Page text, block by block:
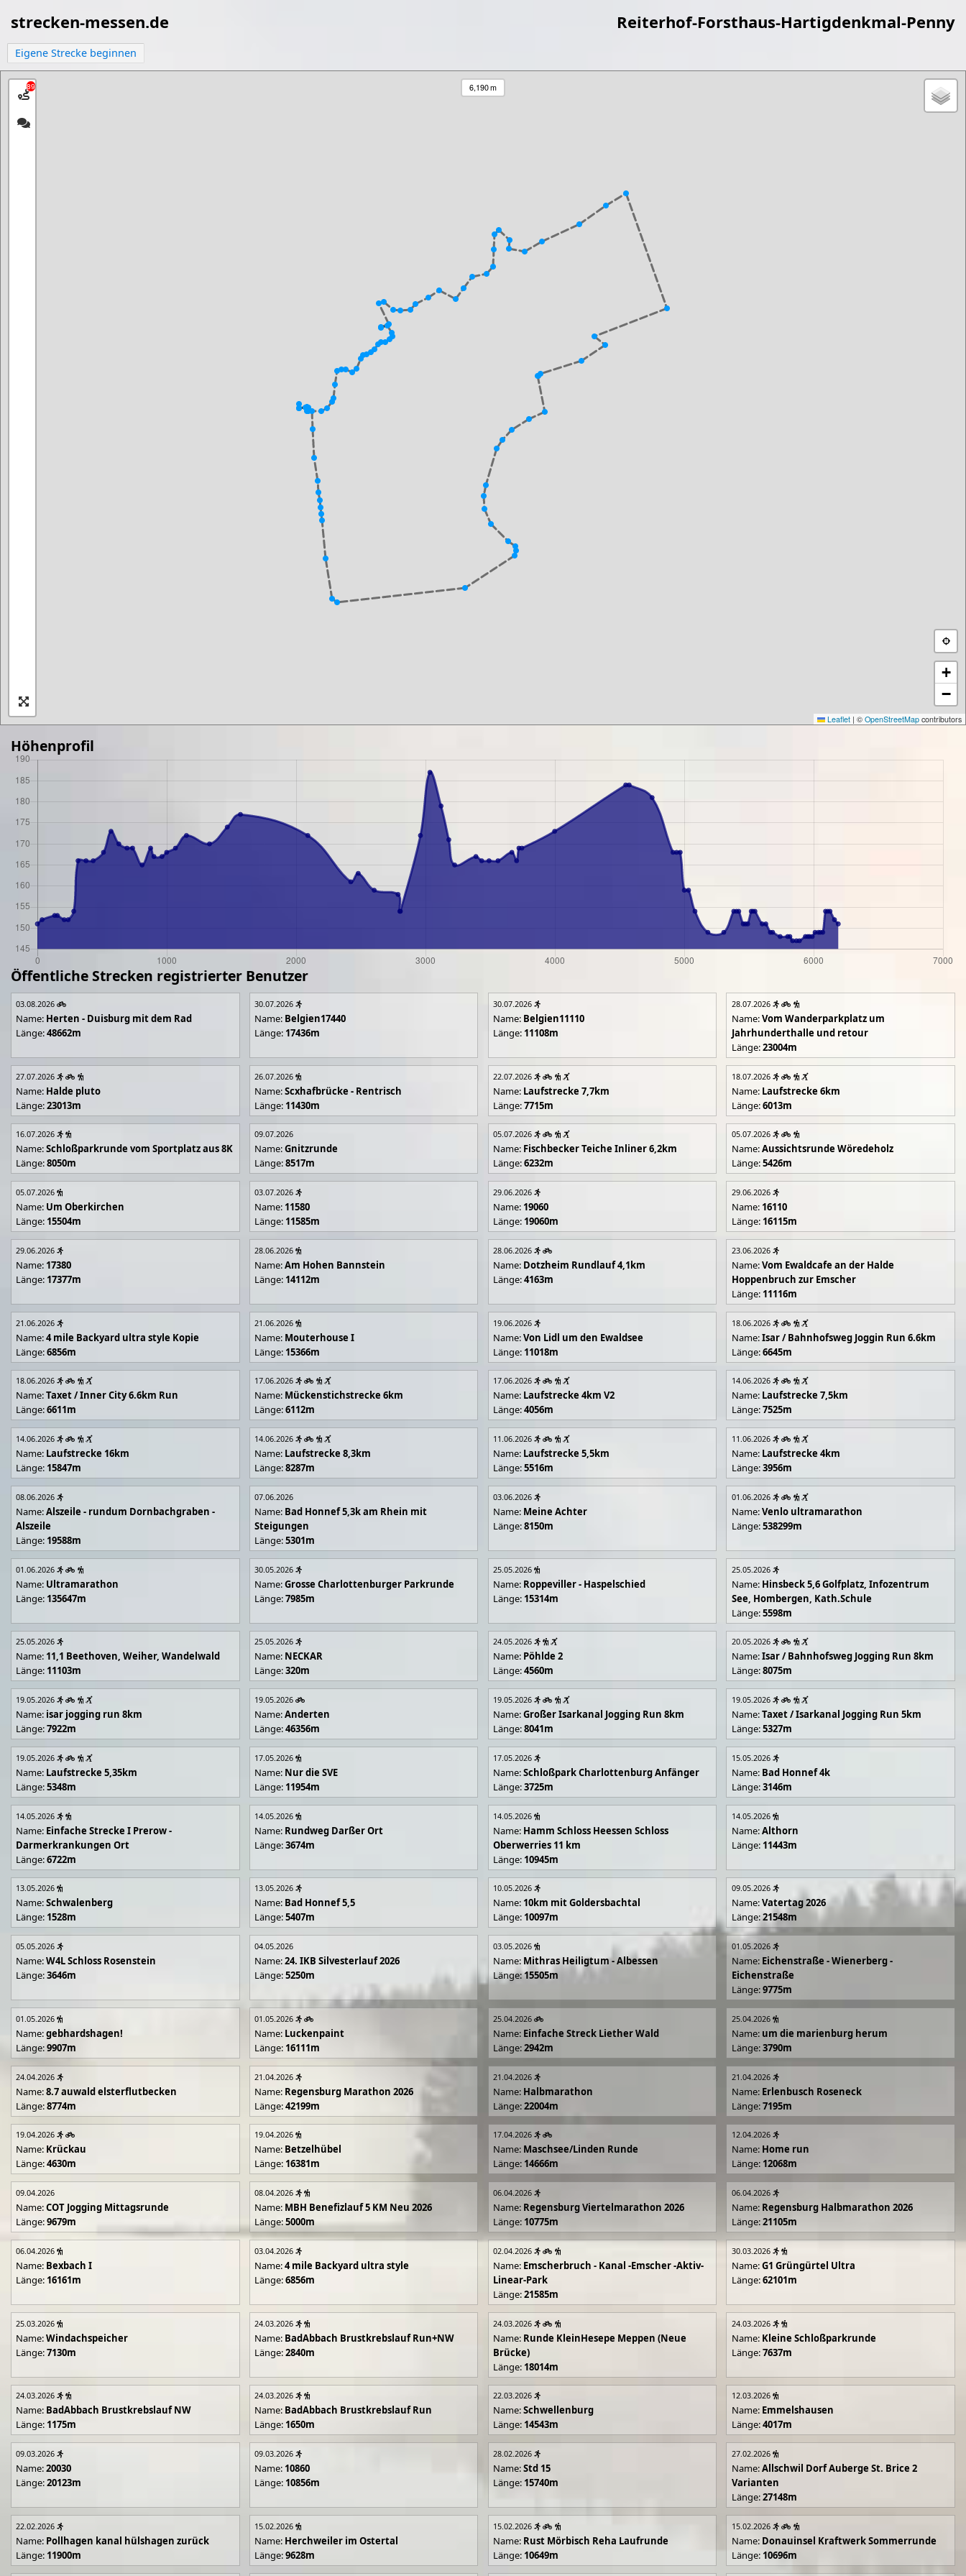
strecken-messen.de Reiterhof-Forsthaus-Hartigdenkmal-Penny
Eigene Strecke beginnen
89 6,190 m
+
−
Leaflet | © OpenStreetMap contributors
Höhenprofil
Öffentliche Strecken registrierter Benutzer
03.08.2026
Name: Herten - Duisburg mit dem Rad
Länge:48662m
30.07.2026
Name: Belgien17440
Länge: 17436m
30.07.2026
Name: Belgien11110
Länge: 11108m
28.07.2026
Name:Vom Wanderparkplatz um
Jahrhunderthalle und retour
Länge:23004m
27.07.2026
Name: Halde pluto
Länge:23013m
26.07.2026
Name:Scxhafbrücke - Rentrisch
Länge: 11430m
22.07.2026
Name: Laufstrecke 7,7km
Länge:7715m
18.07.2026
Name: Laufstrecke 6km
Länge:6013m
16.07.2026
Name:Schloßparkrunde vom Sportplatz aus 8K
Länge:8050m
09.07.2026
Name:Gnitzrunde
Länge:8517m
05.07.2026
Name: Fischbecker Teiche Inliner 6,2km
Länge:6232m
05.07.2026
Name:Aussichtsrunde Wöredeholz
Länge:5426m
05.07.2026
Name: Um Oberkirchen
Länge: 15504m
03.07.2026
Name: 11580
Länge: 11585m
29.06.2026
Name: 19060
Länge: 19060m
29.06.2026
Name: 16110
Länge: 16115m
29.06.2026
Name: 17380
Länge: 17377m
28.06.2026
Name:Am Hohen Bannstein
Länge: 14112m
28.06.2026
Name: Dotzheim Rundlauf 4,1km
Länge:4163m
23.06.2026
Name:Vom Ewaldcafe an der Halde
Hoppenbruch zur Emscher
Länge: 11116m
21.06.2026
Name:4 mile Backyard ultra style Kopie
Länge:6856m
21.06.2026
Name: Mouterhouse I
Länge: 15366m
19.06.2026
Name:Von Lidl um den Ewaldsee
Länge: 11018m
18.06.2026
Name:Isar / Bahnhofsweg Joggin Run 6.6km
Länge:6645m
18.06.2026
Name:Taxet / Inner City 6.6km Run
Länge:6611m
17.06.2026
Name: Mückenstichstrecke 6km
Länge:6112m
17.06.2026
Name: Laufstrecke 4km V2
Länge:4056m
14.06.2026
Name: Laufstrecke 7,5km
Länge:7525m
14.06.2026
Name: Laufstrecke 16km
Länge: 15847m
14.06.2026
Name: Laufstrecke 8,3km
Länge:8287m
11.06.2026
Name: Laufstrecke 5,5km
Länge:5516m
11.06.2026
Name: Laufstrecke 4km
Länge:3956m
08.06.2026
Name:Alszeile - rundum Dornbachgraben -
Alszeile
Länge: 19588m
07.06.2026
Name: Bad Honnef 5,3k am Rhein mit
Steigungen
Länge:5301m
03.06.2026
Name: Meine Achter
Länge:8150m
01.06.2026
Name:Venlo ultramarathon
Länge:538299m
01.06.2026
Name: Ultramarathon
Länge: 135647m
30.05.2026
Name:Grosse Charlottenburger Parkrunde
Länge:7985m
25.05.2026
Name: Roppeviller - Haspelschied
Länge: 15314m
25.05.2026
Name: Hinsbeck 5,6 Golfplatz, Infozentrum
See, Hombergen, Kath.Schule
Länge:5598m
25.05.2026
Name: 11,1 Beethoven, Weiher, Wandelwald
Länge: 11103m
25.05.2026
Name: NECKAR
Länge:320m
24.05.2026
Name: Pöhlde 2
Länge:4560m
20.05.2026
Name:Isar / Bahnhofsweg Jogging Run 8km
Länge:8075m
19.05.2026
Name: isar jogging run 8km
Länge:7922m
19.05.2026
Name:Anderten
Länge:46356m
19.05.2026
Name:Großer Isarkanal Jogging Run 8km
Länge:8041m
19.05.2026
Name:Taxet / Isarkanal Jogging Run 5km
Länge:5327m
19.05.2026
Name: Laufstrecke 5,35km
Länge:5348m
17.05.2026
Name: Nur die SVE
Länge: 11954m
17.05.2026
Name:Schloßpark Charlottenburg Anfänger
Länge:3725m
15.05.2026
Name: Bad Honnef 4k
Länge:3146m
14.05.2026
Name: Einfache Strecke I Prerow -
Darmerkrankungen Ort
Länge:6722m
14.05.2026
Name: Rundweg Darßer Ort
Länge:3674m
14.05.2026
Name: Hamm Schloss Heessen Schloss
Oberwerries 11 km
Länge: 10945m
14.05.2026
Name:Althorn
Länge: 11443m
13.05.2026
Name:Schwalenberg
Länge: 1528m
13.05.2026
Name: Bad Honnef 5,5
Länge:5407m
10.05.2026
Name: 10km mit Goldersbachtal
Länge: 10097m
09.05.2026
Name:Vatertag 2026
Länge:21548m
05.05.2026
Name:W4L Schloss Rosenstein
Länge:3646m
04.05.2026
Name:24. IKB Silvesterlauf 2026
Länge:5250m
03.05.2026
Name: Mithras Heiligtum - Albessen
Länge:15505m
01.05.2026
Name: Eichenstraße - Wienerberg -
Eichenstraße
Länge:9775m
01.05.2026
Name:gebhardshagen!
Länge:9907m
01.05.2026
Name: Luckenpaint
Länge: 16111m
25.04.2026
Name: Einfache Streck Liether Wald
Länge:2942m
25.04.2026
Name: um die marienburg herum
Länge:3790m
24.04.2026
Name:8.7 auwald elsterflutbecken
Länge:8774m
21.04.2026
Name: Regensburg Marathon 2026
Länge:42199m
21.04.2026
Name: Halbmarathon
Länge:22004m
21.04.2026
Name: Erlenbusch Roseneck
Länge:7195m
19.04.2026
Name: Krückau
Länge:4630m
19.04.2026
Name: Betzelhübel
Länge: 16381m
17.04.2026
Name: Maschsee/Linden Runde
Länge: 14666m
12.04.2026
Name: Home run
Länge: 12068m
09.04.2026
Name:COT Jogging Mittagsrunde
Länge:9679m
08.04.2026
Name: MBH Benefizlauf 5 KM Neu 2026
Länge:5000m
06.04.2026
Name: Regensburg Viertelmarathon 2026
Länge: 10775m
06.04.2026
Name: Regensburg Halbmarathon 2026
Länge:21105m
06.04.2026
Name: Bexbach I
Länge: 16161m
03.04.2026
Name:4 mile Backyard ultra style
Länge:6856m
02.04.2026
Name: Emscherbruch - Kanal -Emscher -Aktiv-
Linear-Park
Länge:21585m
30.03.2026
Name:G1 Grüngürtel Ultra
Länge:62101m
25.03.2026
Name:Windachspeicher
Länge:7130m
24.03.2026
Name: BadAbbach Brustkrebslauf Run+NW
Länge:2840m
24.03.2026
Name: Runde KleinHesepe Meppen (Neue
Brücke)
Länge: 18014m
24.03.2026
Name: Kleine Schloßparkrunde
Länge:7637m
24.03.2026
Name: BadAbbach Brustkrebslauf NW
Länge: 1175m
24.03.2026
Name: BadAbbach Brustkrebslauf Run
Länge: 1650m
22.03.2026
Name:Schwellenburg
Länge: 14543m
12.03.2026
Name: Emmelshausen
Länge:4017m
09.03.2026
Name:20030
Länge:20123m
09.03.2026
Name: 10860
Länge: 10856m
28.02.2026
Name:Std 15
Länge: 15740m
27.02.2026
Name:Allschwil Dorf Auberge St. Brice 2
Varianten
Länge:27148m
22.02.2026
Name: Pollhagen kanal hülshagen zurück
Länge: 11900m
15.02.2026
Name: Herchweiler im Ostertal
Länge:9628m
15.02.2026
Name: Rust Mörbisch Reha Laufrunde
Länge: 10649m
15.02.2026
Name: Donauinsel Kraftwerk Sommerrunde
Länge: 10696m